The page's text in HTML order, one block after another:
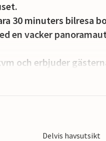
30 minuters bilresa
en vacker
och erbjuder
terrasser med bord
och ytterligare
Delvis havsutsikt